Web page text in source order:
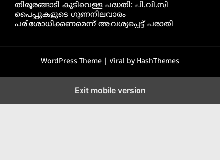
തിരൂരങ്ങാടി കുടിവെള്ള പദ്ധതി: പി.വി.സി
പൈപ്പുകളുടെ ഗുണനിലവാരം
പരിശോധിക്കണമെന്ന് ആവശ്യപ്പെട്ട് പരാതി
WordPress Theme | Viral by HashThemes
Exit mobile version